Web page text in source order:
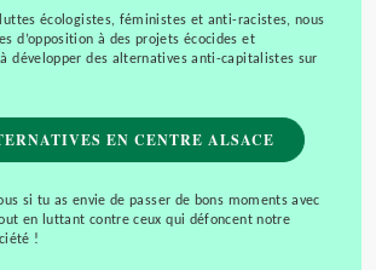
écologistes, féministes et anti-racistes, nous
d’opposition à des projets écocides et
développer des alternatives anti-capitalistes sur
EN CENTRE ALSACE
si tu as envie de passer de bons moments avec
en luttant contre ceux qui défoncent notre
!